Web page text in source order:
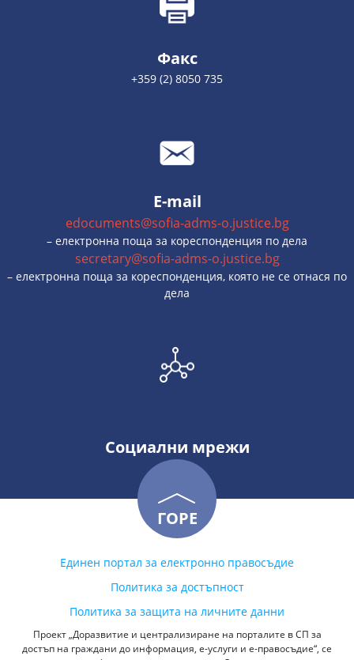
Факс
+359 (2) 8050 735
E-mail
edocuments@sofia-adms-o.justice.bg
– електронна поща за кореспонденция по дела
secretary@sofia-adms-o.justice.bg
– електронна поща за кореспонденция, която не се отнася по
дела
Социални мрежи
ГОРЕ
Единен портал за електронно правосъдие
Политика за достъпност
Политика за защита на личните данни
Проект „Доразвитие и централизиране на порталите в СП за
достъп на граждани до информация, е-услуги и е-правосъдие“, се